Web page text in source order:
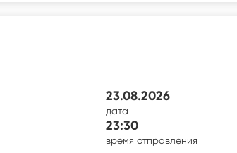
23.08.2026
дата
23:30
время отправления